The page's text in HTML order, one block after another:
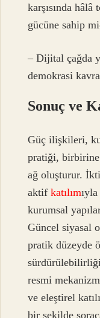
karşısında
gücüne sahip
– Dijital çağda
demokrasi
Sonuç ve
Güç ilişkileri,
pratiği, birbirine
ağ oluşturur.
aktifkatılım
kurumsal
Güncel siyasal
pratik düzeyde
resmi
ve eleştirel
bir şekilde